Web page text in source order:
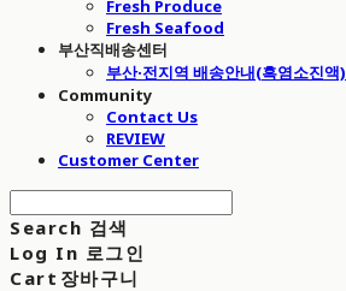
Fresh Produce
Fresh Seafood
부산직배송센터
부산·전지역 배송안내(흑염소진액)
Community
Contact Us
REVIEW
Customer Center
Search 검색
Log In 로그인
Cart 장바구니